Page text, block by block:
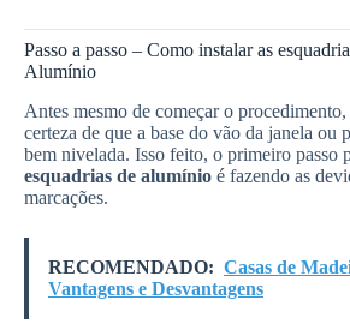
Passo a passo – Como instalar as
Alumínio
Antes mesmo de começar o procedimento,
certeza de que a base do vão da janela ou
bem nivelada. Isso feito, o primeiro passo
esquadrias de alumínio é fazendo as
marcações.
RECOMENDADO: Casas de
Vantagens e Desvantagens